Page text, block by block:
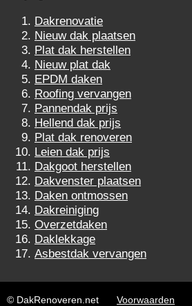
Dakrenovatie
Nieuw dak plaatsen
Plat dak herstellen
Nieuw plat dak
EPDM daken
Roofing vervangen
Pannendak prijs
Hellend dak prijs
Plat dak renoveren
Leien dak prijs
Dakgoot herstellen
Dakvenster plaatsen
Daken ontmossen
Dakreiniging
Overzetdaken
Daklekkage
Asbestdak vervangen
© DakRenoveren.net Voorwaarden